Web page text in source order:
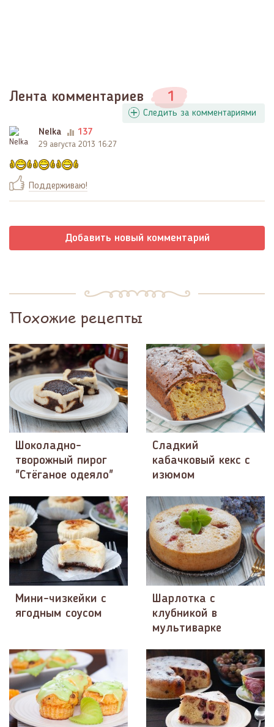
Лента комментариев 1
Следить за комментариями
Nelka
137
29 августа 2013 16:27
Поддерживаю!
Добавить новый комментарий
Похожие рецепты
Шоколадно-
творожный пирог
"Стёганое одеяло"
Сладкий
кабачковый кекс с
изюмом
Мини-чизкейки с
ягодным соусом
Шарлотка с
клубникой в
мультиварке